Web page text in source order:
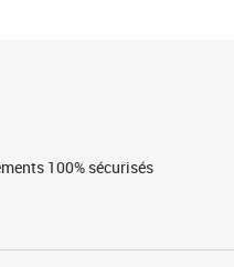
100% sécurisés